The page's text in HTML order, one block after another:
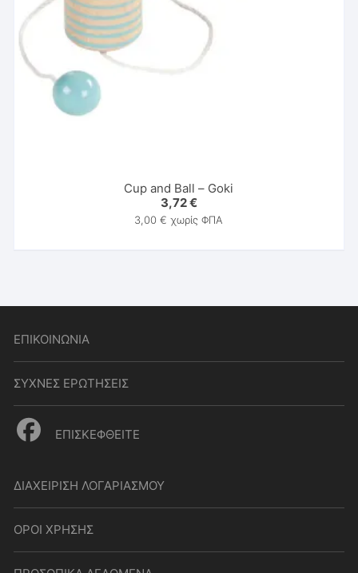
Cup and Ball – Goki
3,72€
3,00€ χωρίς ΦΠΑ
ΕΠΙΚΟΙΝΩΝΙΑ
ΣΥΧΝΕΣ ΕΡΩΤΗΣΕΙΣ
ΕΠΙΣΚΕΦΘΕΙΤΕ
ΔΙΑΧΕΙΡΙΣΗ ΛΟΓΑΡΙΑΣΜΟΥ
ΟΡΟΙ ΧΡΗΣΗΣ